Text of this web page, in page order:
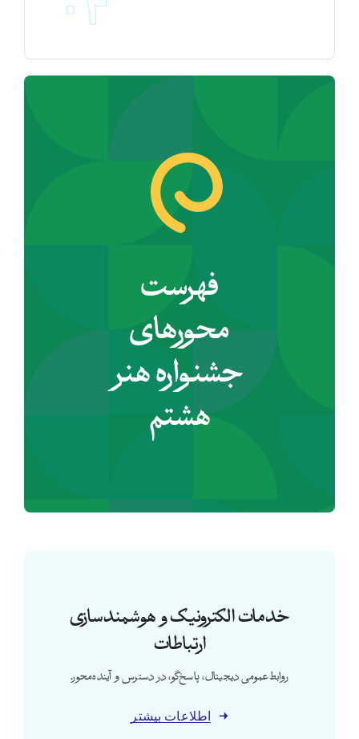
فهرست
محورهای
جشنواره هنر
هشتم
خدمات الکترونیک و هوشمندسازی
ارتباطات
روابط‌عمومی دیجیتال، پاسخ‌گو، در دسترس و آینده‌محور.
اطلاعات بیشتر